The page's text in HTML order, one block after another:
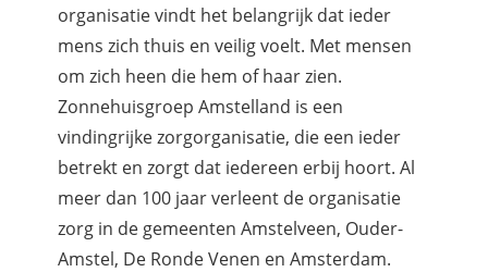
organisatie vindt het belangrijk dat ieder
mens zich thuis en veilig voelt. Met mensen
om zich heen die hem of haar zien.
Zonnehuisgroep Amstelland is een
vindingrijke zorgorganisatie, die een ieder
betrekt en zorgt dat iedereen erbij hoort. Al
meer dan 100 jaar verleent de organisatie
zorg in de gemeenten Amstelveen, Ouder-
Amstel, De Ronde Venen en Amsterdam.